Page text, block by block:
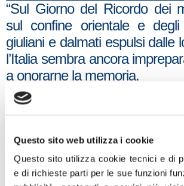
Questo sito web utilizza i cookie
Questo sito utilizza cookie tecnici e di
e di richieste parti per le sue funzioni
“Sul Giorno del Ricordo dei
sul confine orientale e degli
giuliani e dalmati espulsi dalle
l’Italia sembra ancora
a onorarne la memoria.
Chiedo al Capo dello Stato di
programmi partecipando il
Chiedo ai presentatori
di Sanremo e alla Rai di
puntata di venerdì alla